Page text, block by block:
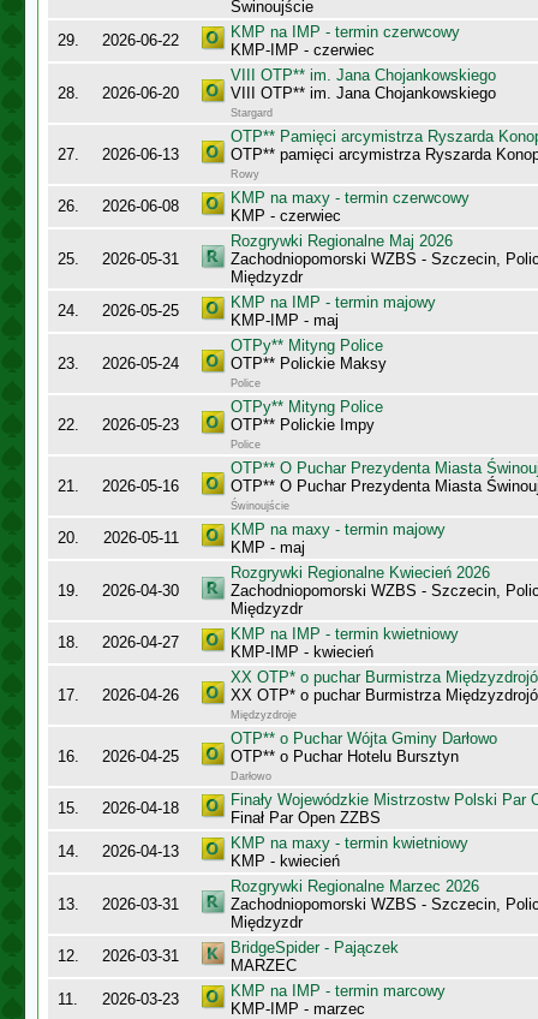
Świnoujście
29.
2026-06-22
KMP na IMP - termin czerwcowy
KMP-IMP - czerwiec
28. 2026-06-20
VIII OTP** im. Jana Chojankowskiego
VIII OTP** im. Jana Chojankowskiego
Stargard
27. 2026-06-13
OTP** Pamięci arcymistrza Ryszarda
OTP** pamięci arcymistrza Ryszarda
Rowy
26. 2026-06-08
KMP na maxy - termin czerwcowy
KMP - czerwiec
25. 2026-05-31
Rozgrywki Regionalne Maj 2026
Zachodniopomorski WZBS - Szczecin,
Międzyzdr
24.
2026-05-25
KMP na IMP - termin majowy
KMP-IMP - maj
23. 2026-05-24
OTPy** Mityng Police
OTP** Polickie Maksy
Police
22. 2026-05-23
OTPy** Mityng Police
OTP** Polickie Impy
Police
21. 2026-05-16
OTP** O Puchar Prezydenta Miasta
OTP** O Puchar Prezydenta Miasta
Świnoujście
20. 2026-05-11
KMP na maxy - termin majowy
KMP - maj
19. 2026-04-30
Rozgrywki Regionalne Kwiecień 2026
Zachodniopomorski WZBS - Szczecin,
Międzyzdr
18.
2026-04-27
KMP na IMP - termin kwietniowy
KMP-IMP - kwiecień
17. 2026-04-26
XX OTP* o puchar Burmistrza
XX OTP* o puchar Burmistrza
Międzyzdroje
16. 2026-04-25
OTP** o Puchar Wójta Gminy Darłowo
OTP** o Puchar Hotelu Bursztyn
Darłowo
15. 2026-04-18
Finały Wojewódzkie Mistrzostw Polski Par
Finał Par Open ZZBS
14.
2026-04-13
KMP na maxy - termin kwietniowy
KMP - kwiecień
13. 2026-03-31
Rozgrywki Regionalne Marzec 2026
Zachodniopomorski WZBS - Szczecin,
Międzyzdr
12.
2026-03-31
BridgeSpider - Pajączek
MARZEC
11.
2026-03-23
KMP na IMP - termin marcowy
KMP-IMP - marzec